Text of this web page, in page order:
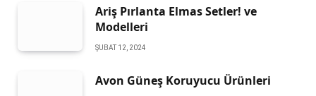
Ariş Pırlanta Elmas Setler! ve
Modelleri
ŞUBAT 12, 2024
Avon Güneş Koruyucu Ürünleri